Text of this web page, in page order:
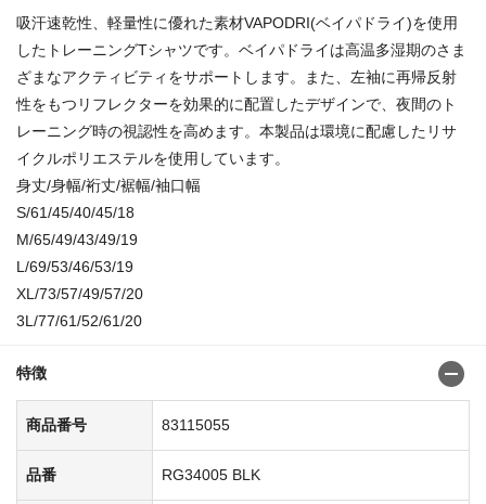
吸汗速乾性、軽量性に優れた素材VAPODRI(ベイパドライ)を使用
したトレーニングTシャツです。ベイパドライは高温多湿期のさま
ざまなアクティビティをサポートします。また、左袖に再帰反射
性をもつリフレクターを効果的に配置したデザインで、夜間のト
レーニング時の視認性を高めます。本製品は環境に配慮したリサ
イクルポリエステルを使用しています。
身丈/身幅/裄丈/裾幅/袖口幅
S/61/45/40/45/18
M/65/49/43/49/19
L/69/53/46/53/19
XL/73/57/49/57/20
3L/77/61/52/61/20
特徴
商品番号 83115055
品番 RG34005 BLK